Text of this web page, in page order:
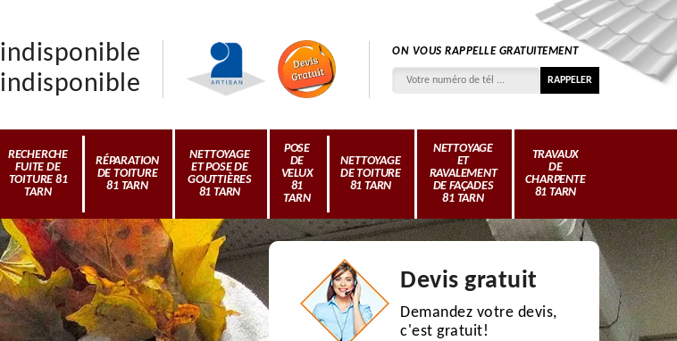
indisponible
indisponible
ON VOUS RAPPELLE GRATUITEMENT
RECHERCHE
FUITE DE
TOITURE 81
TARN
RÉPARATION
DE TOITURE
81 TARN
NETTOYAGE
ET POSE DE
GOUTTIÈRES
81 TARN
POSE
DE
VELUX
81
TARN
NETTOYAGE
DE TOITURE
81 TARN
NETTOYAGE
ET
RAVALEMENT
DE FAÇADES
81 TARN
TRAVAUX
DE
CHARPENTE
81 TARN
Devis gratuit
Demandez votre devis,
c'est gratuit!